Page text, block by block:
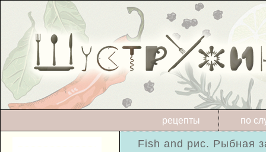
по
рецепты
Fish and рис. Рыбная